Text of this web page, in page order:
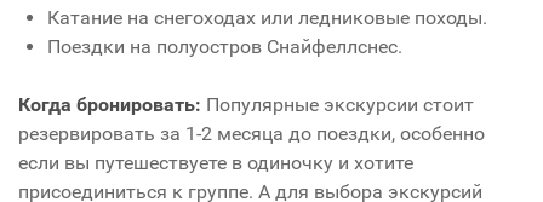
Катание на снегоходах или ледниковые походы.
Поездки на полуостров Снайфеллснес.
Когда бронировать: Популярные экскурсии стоит
резервировать за 1-2 месяца до поездки, особенно
если вы путешествуете в одиночку и хотите
присоединиться к группе. А для выбора экскурсий